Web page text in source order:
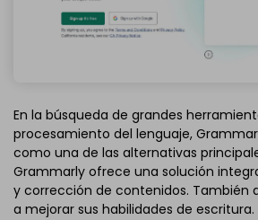
En la búsqueda de grandes
procesamiento del lenguaje,
como una de las alternativas
Grammarly ofrece una solución
y corrección de contenidos. También
a mejorar sus habilidades de escritura.